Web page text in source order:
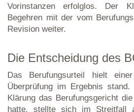
Vorinstanzen erfolglos. Der
Begehren mit der vom
Revision weiter.
Die Entscheidung des
Das Berufungsurteil hielt einer
Überprüfung im Ergebnis
Klärung das Berufungsgericht
hatte, stellte sich im Streitfall